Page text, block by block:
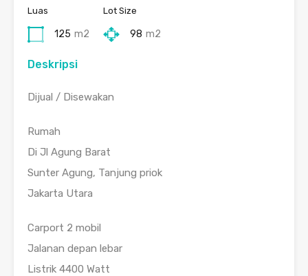
Luas
125 m2
Lot Size
98 m2
Deskripsi
Dijual / Disewakan
Rumah
Di Jl Agung Barat
Sunter Agung, Tanjung priok
Jakarta Utara
Carport 2 mobil
Jalanan depan lebar
Listrik 4400 Watt